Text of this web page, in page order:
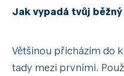
Jak vypadá tvůj
Většinou přicházím do
tady mezi prvními.